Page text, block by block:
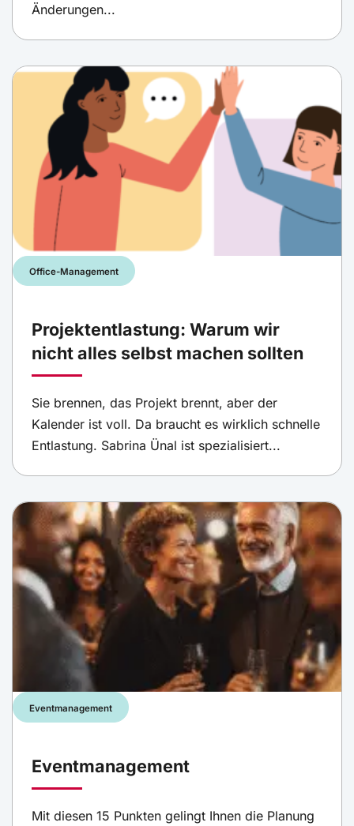
Änderungen...
Office-Management
Projektentlastung: Warum wir
nicht alles selbst machen sollten
Sie brennen, das Projekt brennt, aber der
Kalender ist voll. Da braucht es wirklich schnelle
Entlastung. Sabrina Ünal ist spezialisiert...
Eventmanagement
Eventmanagement
Mit diesen 15 Punkten gelingt Ihnen die Planung